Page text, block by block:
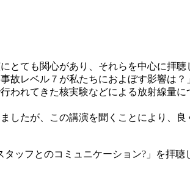
とても関心があり、それらを中心に拝聴
故レベル７が私たちにおよぼす影響は？
れてきた核実験などによる放射線量
たが、この講演を聞くことにより、良
ッフとのコミュニケーション?」を拝聴